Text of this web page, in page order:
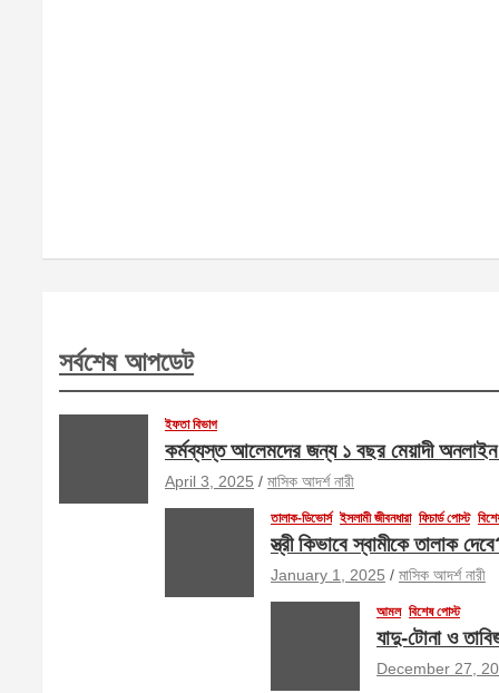
সর্বশেষ আপডেট
ইফতা বিভাগ
কর্মব্যস্ত আলেমদের জন্য ১ বছর মেয়াদী
April 3, 2025 মাসিক আদর্শ নারী
তালাক-ডিভোর্স ইসলামী জীবনধারা ফিচার্ড পোস্ট
স্ত্রী কিভাবে স্বামীকে তালাক
January 1, 2025 মাসিক আদর্শ নারী
আমল বিশেষ পোস্ট
যাদু-টোনা ও
December 27,